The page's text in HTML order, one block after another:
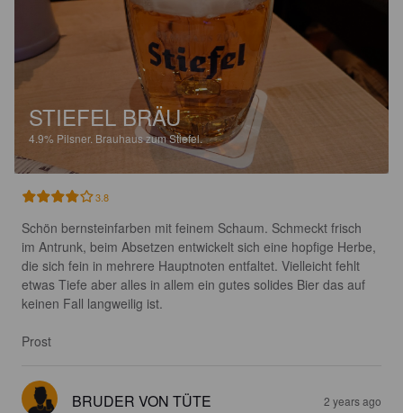
STIEFEL BRÄU
4.9% Pilsner. Brauhaus zum Stiefel.
3.8
Schön bernsteinfarben mit feinem Schaum. Schmeckt frisch
im Antrunk, beim Absetzen entwickelt sich eine hopfige Herbe,
die sich fein in mehrere Hauptnoten entfaltet. Vielleicht fehlt
etwas Tiefe aber alles in allem ein gutes solides Bier das auf
keinen Fall langweilig ist.
Prost
BRUDER VON TÜTE 2 years ago